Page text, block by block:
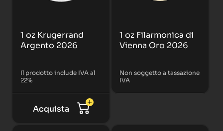
1 oz Krugerrand
Argento 2026
Il prodotto include IVA al
22%
Acquista
1 oz Filarmonica di
Vienna Oro 2026
Non soggetto a tassazione
IVA